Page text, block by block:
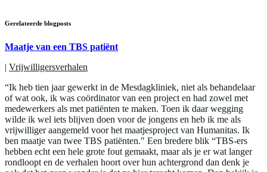
Gerelateerde blogposts
Maatje van een TBS patiënt
| Vrijwilligersverhalen
“Ik heb tien jaar gewerkt in de Mesdagkliniek, niet als behandelaar
of wat ook, ik was coördinator van een project en had zowel met
medewerkers als met patiënten te maken. Toen ik daar wegging
wilde ik wel iets blijven doen voor de jongens en heb ik me als
vrijwilliger aangemeld voor het maatjesproject van Humanitas. Ik
ben maatje van twee TBS patiënten." Een bredere blik “TBS-ers
hebben echt een hele grote fout gemaakt, maar als je er wat langer
rondloopt en de verhalen hoort over hun achtergrond dan denk je